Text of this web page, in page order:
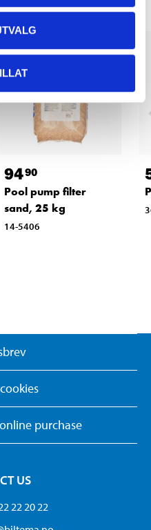
9490
Pool pump filter
sand, 25 kg
14-5406
purchase
US
22 20 22